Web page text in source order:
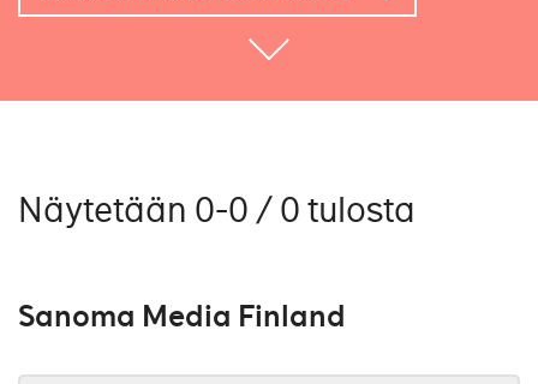
Näytetään 0-0 / 0 tulosta
Sanoma Media Finland